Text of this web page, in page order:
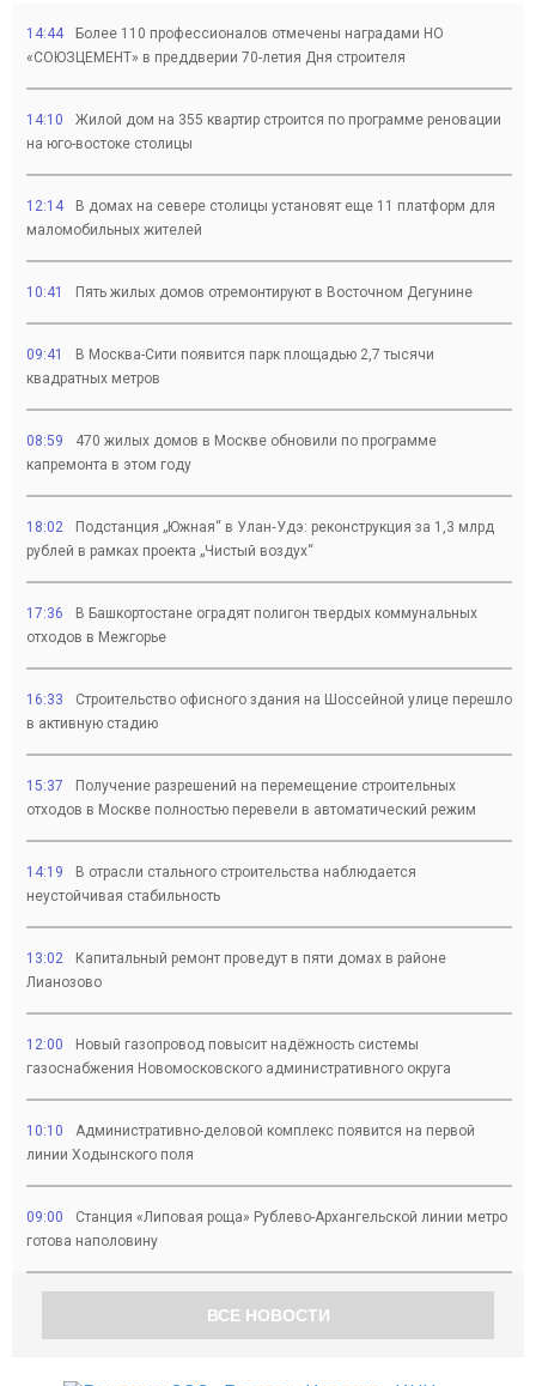
14:44
Более 110 профессионалов отмечены наградами НО
«СОЮЗЦЕМЕНТ» в преддверии 70-летия Дня строителя
14:10
Жилой дом на 355 квартир строится по программе реновации
на юго-востоке столицы
12:14
В домах на севере столицы установят еще 11 платформ для
маломобильных жителей
10:41 Пять жилых домов отремонтируют в Восточном Дегунине
09:41
В Москва-Сити появится парк площадью 2,7 тысячи
квадратных метров
08:59
470 жилых домов в Москве обновили по программе
капремонта в этом году
18:02
Подстанция „Южная“ в Улан‑Удэ: реконструкция за 1,3 млрд
рублей в рамках проекта „Чистый воздух“
17:36
В Башкортостане оградят полигон твердых коммунальных
отходов в Межгорье
16:33
Строительство офисного здания на Шоссейной улице перешло
в активную стадию
15:37
Получение разрешений на перемещение строительных
отходов в Москве полностью перевели в автоматический режим
14:19
В отрасли стального строительства наблюдается
неустойчивая стабильность
13:02
Капитальный ремонт проведут в пяти домах в районе
Лианозово
12:00
Новый газопровод повысит надёжность системы
газоснабжения Новомосковского административного округа
10:10
Административно-деловой комплекс появится на первой
линии Ходынского поля
09:00
Станция «Липовая роща» Рублево-Архангельской линии метро
готова наполовину
ВСЕ НОВОСТИ